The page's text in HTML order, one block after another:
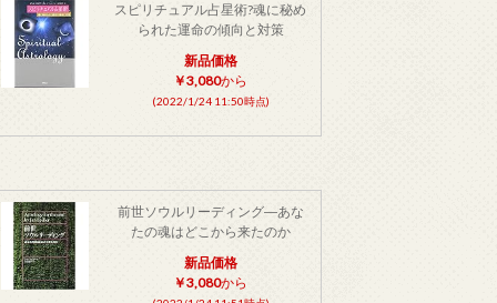
スピリチュアル占星術?魂に秘め
られた運命の傾向と対策
新品価格
￥3,080から
(2022/1/24 11:50時点)
前世ソウルリーディング―あな
たの魂はどこから来たのか
新品価格
￥3,080から